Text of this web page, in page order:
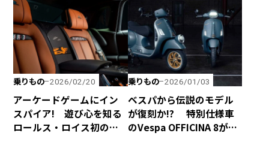
乗りもの 2026/02/20
アーケードゲームにイン
スパイア! 遊び心を知る
ロールス・ロイス初のビ
乗りもの 2026/01/03
ベスパから伝説のモデル
が復刻か!? 特別仕様車
のVespa OFFICINA 8が誕